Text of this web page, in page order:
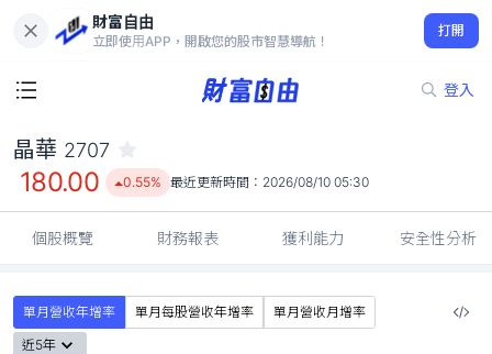
財富自由
立即使用APP，開啟您的股市智慧導航！
打開
登入
180.00
0.55%
晶華 2707
180.00 0.55% 最近更新時間： 2026/08/10 05:30
個股概覽 財務報表 獲利能力 安全性分析
單月營收年增率 單月每股營收年增率
單月營收月增率
近5年